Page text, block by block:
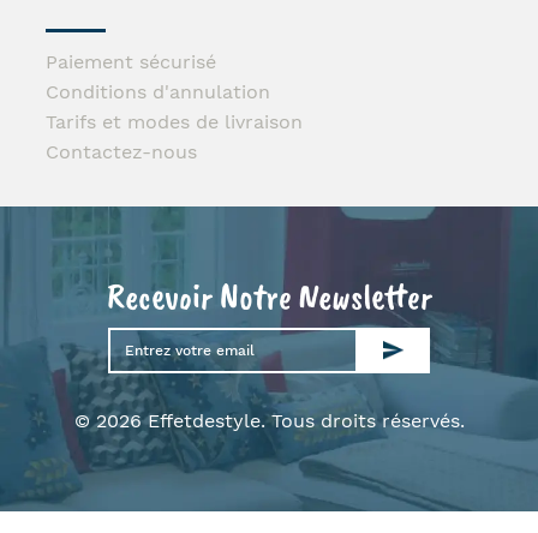
Paiement sécurisé
Conditions d'annulation
Tarifs et modes de livraison
Contactez-nous
Recevoir Notre Newsletter
© 2026 Effetdestyle. Tous droits réservés.